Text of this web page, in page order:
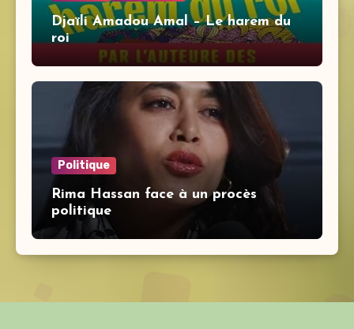
Djaïli Amadou Amal – Le harem du
roi
Politique
Rima Hassan face à un procès
politique